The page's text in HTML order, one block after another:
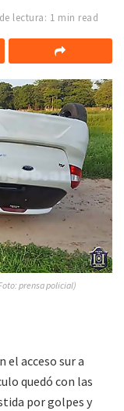
lectura: 1 min read
prensa policial)
el acceso sur a
quedó con las
por golpes y